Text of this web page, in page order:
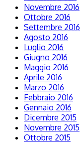
Novembre 2016
Ottobre 2016
Settembre 2016
Agosto 2016
Luglio 2016
Giugno 2016
Maggio 2016
Aprile 2016
Marzo 2016
Febbraio 2016
Gennaio 2016
Dicembre 2015
Novembre 2015
Ottobre 2015